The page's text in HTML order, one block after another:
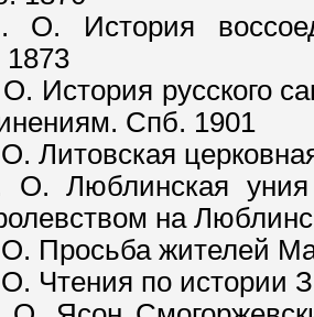
О. История
История русского
Спб. 1901
Литовская
Люблинская уния
на
Просьба жителей
Чтения по истории